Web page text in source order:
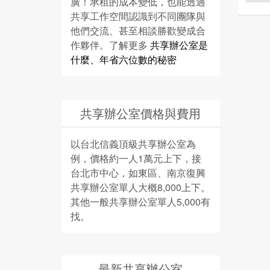
共享工作空間認識到不同團隊與
他們交流、甚至相談勝歡變成合
作夥伴。了解更多 共享辦公室是
什麼、年省六位數的秘密
共享辦公室價格與費用
以台北信義頂級共享辦公室為
例，價格約一人1萬元上下，接
台北市中心，如東區、南京復興
共享辦公室單人大概8,000上下。
其他一般共享辦公室單人5,000有
找。